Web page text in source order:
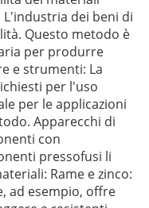
dei beni di
Questo metodo è
per produrre
e strumenti: La
per l'uso
per le applicazioni
Apparecchi di
con
pressofusi li
Rame e zinco:
ad esempio, offre